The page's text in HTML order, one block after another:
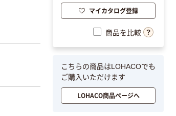
マイカタログ登録
商品を比較
こちらの商品はLOHACOでも
ご購入いただけます
LOHACO商品ページへ